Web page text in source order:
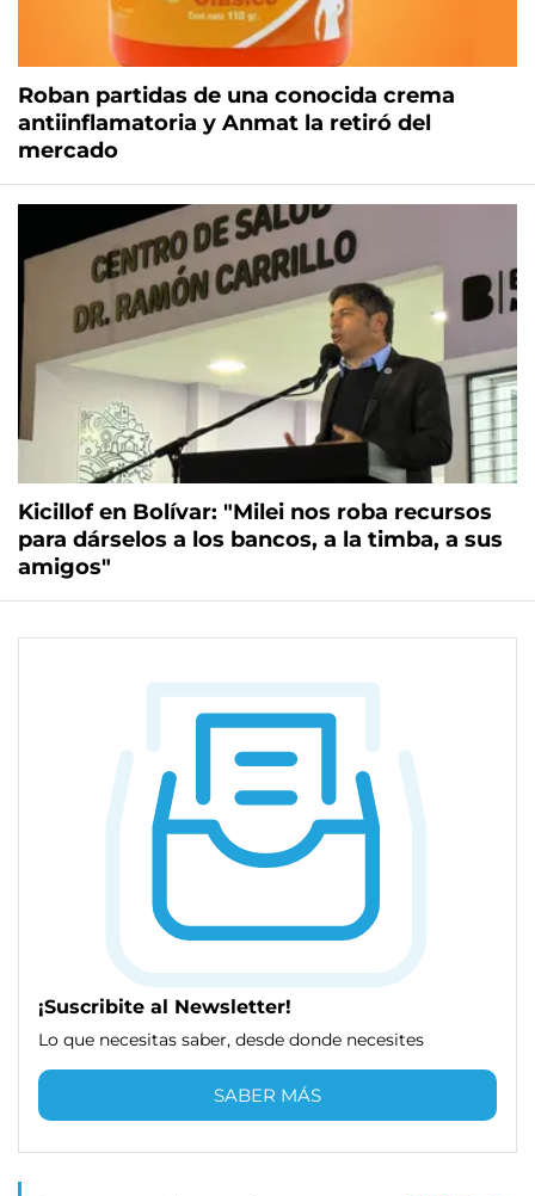
Roban partidas de una conocida crema
antiinflamatoria y Anmat la retiró del
mercado
Kicillof en Bolívar: "Milei nos roba recursos
para dárselos a los bancos, a la timba, a sus
amigos"
¡Suscribite al Newsletter!
Lo que necesitas saber, desde donde necesites
SABER MÁS